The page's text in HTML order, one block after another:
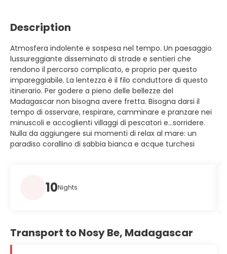
Description
Atmosfera indolente e sospesa nel tempo. Un paesaggio
lussureggiante disseminato di strade e sentieri che
rendono il percorso complicato, e proprio per questo
impareggiabile. La lentezza è il filo conduttore di questo
itinerario. Per godere a pieno delle bellezze del
Madagascar non bisogna avere fretta. Bisogna darsi il
tempo di osservare, respirare, camminare e pranzare nei
minuscoli e accoglienti villaggi di pescatori e…sorridere.
Nulla da aggiungere sui momenti di relax al mare: un
paradiso corallino di sabbia bianca e acque turchesi
10Nights
Transport to Nosy Be, Madagascar